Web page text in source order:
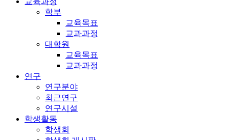
학부
교육목표
교과과정
대학원
교육목표
교과과정
연구
연구분야
최근연구
연구시설
학생활동
학생회